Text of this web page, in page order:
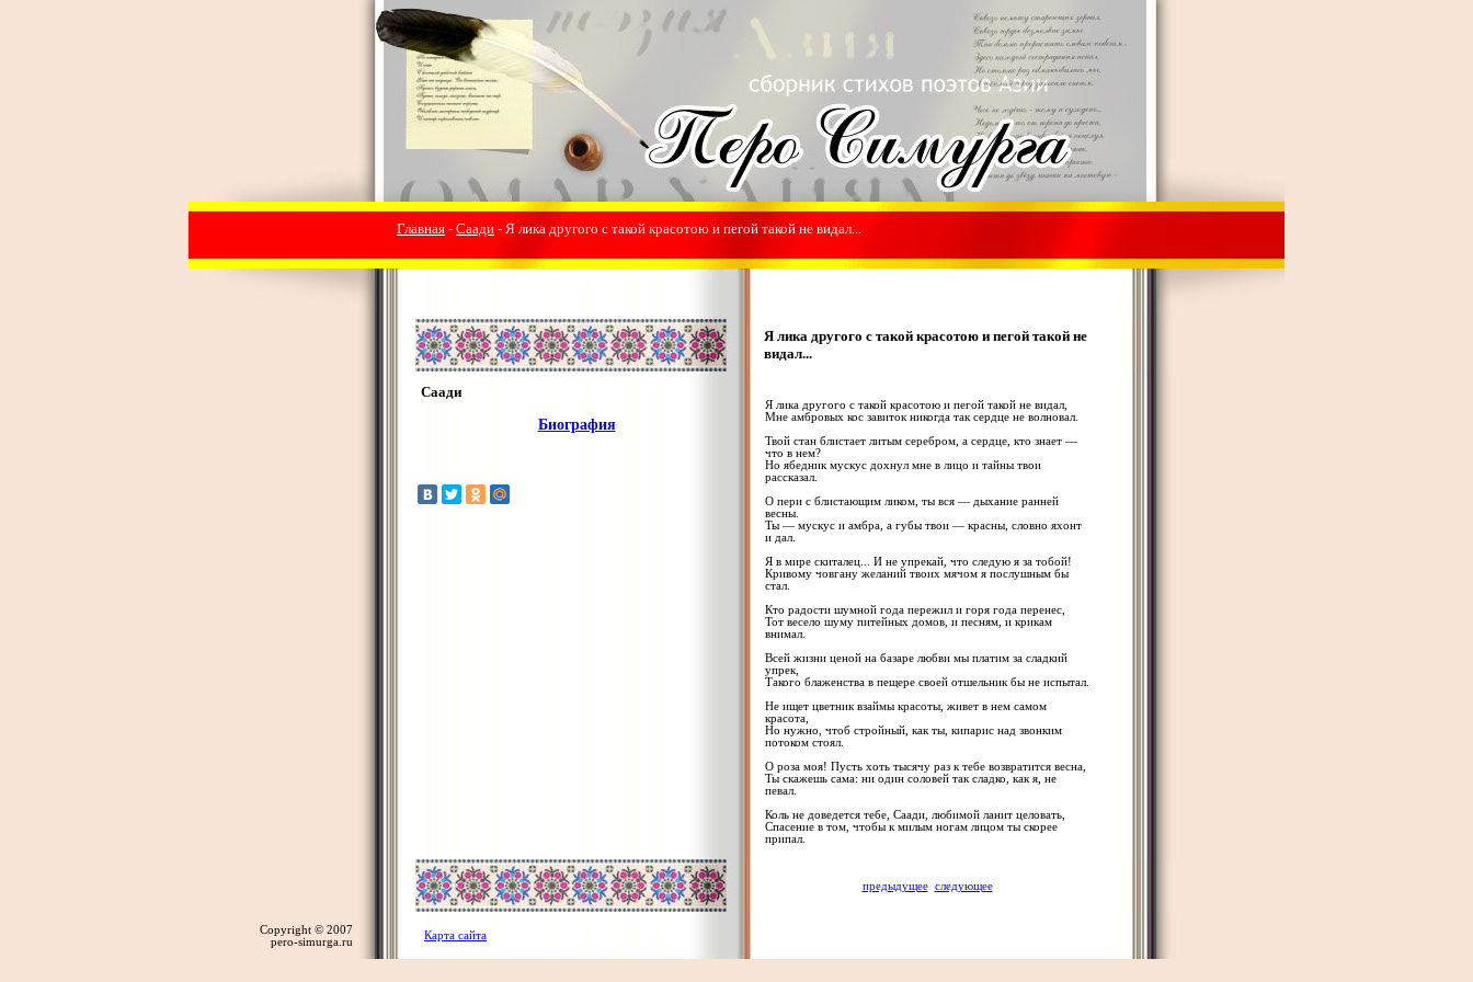
Главная - Саади - Я лика другого с такой красотою и пегой такой не видал...
Я лика другого с такой красотою и пегой такой не
видал...
Саади
Биография
Я лика другого с такой красотою и пегой такой не видал,
Мне амбровых кос завиток никогда так сердце не волновал.
Твой стан блистает литым серебром, а сердце, кто знает —
что в нем?
Но ябедник мускус дохнул мне в лицо и тайны твои
рассказал.
О пери с блистающим ликом, ты вся — дыхание ранней
весны.
Ты — мускус и амбра, а губы твои — красны, словно яхонт
и дал.
Я в мире скиталец... И не упрекай, что следую я за тобой!
Кривому човгану желаний твоих мячом я послушным бы
стал.
Кто радости шумной года пережил и горя года перенес,
Тот весело шуму питейных домов, и песням, и крикам
внимал.
Всей жизни ценой на базаре любви мы платим за сладкий
упрек,
Такого блаженства в пещере своей отшельник бы не испытал.
Не ищет цветник взаймы красоты, живет в нем самом
красота,
Но нужно, чтоб стройный, как ты, кипарис над звонким
потоком стоял.
О роза моя! Пусть хоть тысячу раз к тебе возвратится весна,
Ты скажешь сама: ни один соловей так сладко, как я, не
певал.
Коль не доведется тебе, Саади, любимой ланит целовать,
Спасение в том, чтобы к милым ногам лицом ты скорее
припал.
предыдущее следующее
Copyright © 2007
pero-simurga.ru
Карта сайта